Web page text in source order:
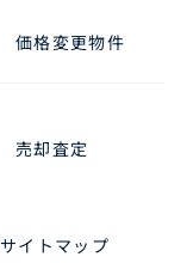
価格変更物件
売却査定
サイトマップ